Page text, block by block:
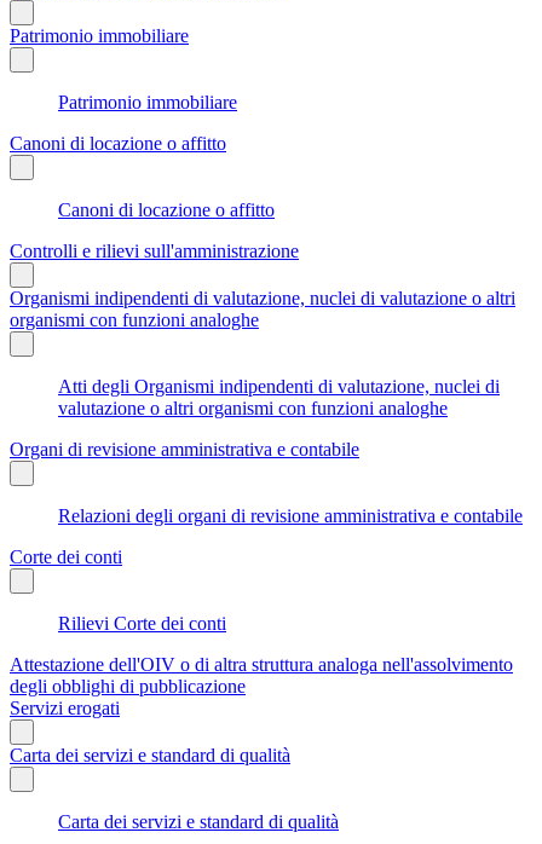
Patrimonio immobiliare
Patrimonio immobiliare
Canoni di locazione o affitto
Canoni di locazione o affitto
Controlli e rilievi sull'amministrazione
Organismi indipendenti di valutazione, nuclei di valutazione o altri
organismi con funzioni analoghe
Atti degli Organismi indipendenti di valutazione, nuclei di
valutazione o altri organismi con funzioni analoghe
Organi di revisione amministrativa e contabile
Relazioni degli organi di revisione amministrativa e contabile
Corte dei conti
Rilievi Corte dei conti
Attestazione dell'OIV o di altra struttura analoga nell'assolvimento
degli obblighi di pubblicazione
Servizi erogati
Carta dei servizi e standard di qualità
Carta dei servizi e standard di qualità